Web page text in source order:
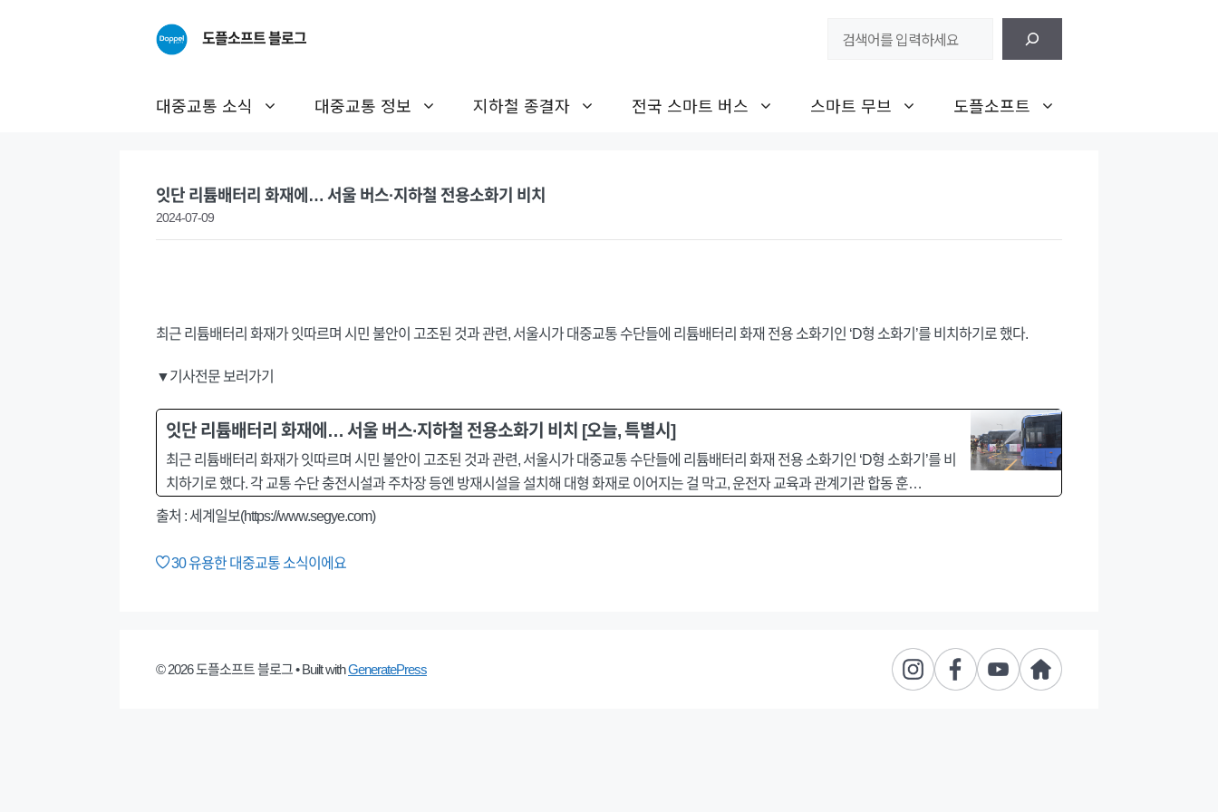
도플소프트 블로그
대중교통 소식 대중교통 정보 지하철 종결자 전국 스마트 버스 스마트 무브 도플소프트
잇단 리튬배터리 화재에… 서울 버스·지하철 전용소화기 비치
2024-07-09
최근 리튬배터리 화재가 잇따르며 시민 불안이 고조된 것과 관련, 서울시가 대중교통 수단들에 리튬배터리 화재 전용 소화기인 ‘D형 소화기’를 비치하기로 했다.
▼기사전문 보러가기
잇단 리튬배터리 화재에… 서울 버스·지하철 전용소화기 비치 [오늘, 특별시]
최근 리튬배터리 화재가 잇따르며 시민 불안이 고조된 것과 관련, 서울시가 대중교통 수단들에 리튬배터리 화재 전용 소화기인 ‘D형 소화기’를 비
치하기로 했다. 각 교통 수단 충전시설과 주차장 등엔 방재시설을 설치해 대형 화재로 이어지는 걸 막고, 운전자 교육과 관계기관 합동 훈…
출처 : 세계일보(https://www.segye.com)
30유용한 대중교통 소식이에요
© 2026 도플소프트 블로그• Built withGeneratePress